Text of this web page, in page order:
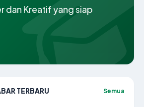
dan Kreatif yang siap
TERBARU Semua